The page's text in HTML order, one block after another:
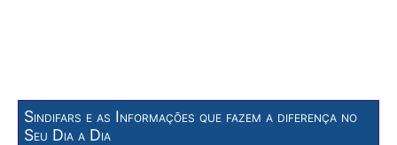
Sindifars e as Informações que fazem a diferença no
Seu Dia a Dia